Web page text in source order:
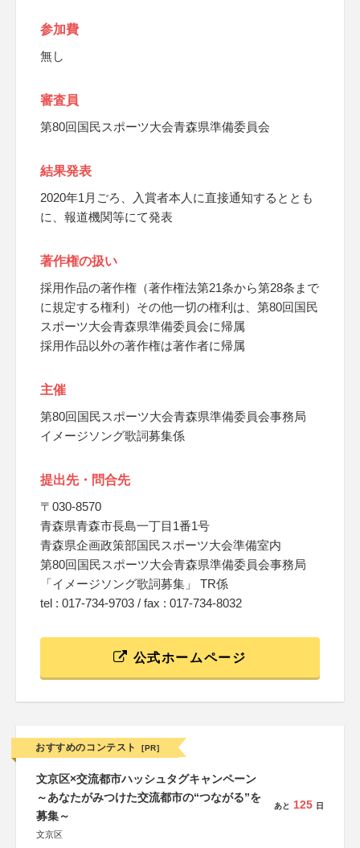
参加費
無し
審査員
第80回国民スポーツ大会青森県準備委員会
結果発表
2020年1月ごろ、入賞者本人に直接通知するととも
に、報道機関等にて発表
著作権の扱い
採用作品の著作権（著作権法第21条から第28条まで
に規定する権利）その他一切の権利は、第80回国民
スポーツ大会青森県準備委員会に帰属
採用作品以外の著作権は著作者に帰属
主催
第80回国民スポーツ大会青森県準備委員会事務局
イメージソング歌詞募集係
提出先・問合先
〒030-8570
青森県青森市長島一丁目1番1号
青森県企画政策部国民スポーツ大会準備室内
第80回国民スポーツ大会青森県準備委員会事務局
「イメージソング歌詞募集」 TR係
tel : 017-734-9703 / fax : 017-734-8032
公式ホームページ
おすすめのコンテスト [PR]
文京区×交流都市ハッシュタグキャンペーン
～あなたがみつけた交流都市の“つながる”を
募集～
文京区
あと 125 日